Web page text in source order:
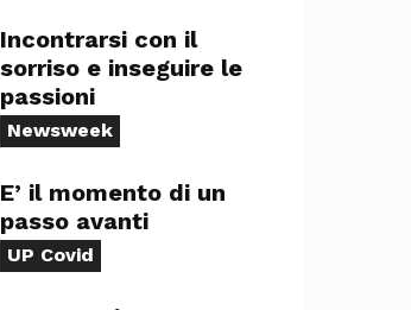
Incontrarsi con il
sorriso e inseguire le
passioni
Newsweek
E’ il momento di un
passo avanti
UP Covid